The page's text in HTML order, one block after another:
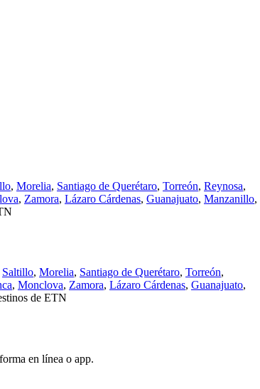
, Morelia, Santiago de Querétaro, Torreón, Reynosa,
, Zamora, Lázaro Cárdenas, Guanajuato, Manzanillo,
Saltillo, Morelia, Santiago de Querétaro, Torreón,
, Monclova, Zamora, Lázaro Cárdenas, Guanajuato,
de ETN
en línea o app.